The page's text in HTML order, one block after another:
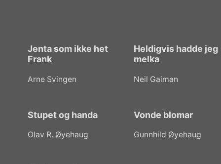
Jenta som ikke het
Frank
Arne Svingen
Heldigvis hadde jeg
melka
Neil Gaiman
Stupet og handa
Olav R. Øyehaug
Vonde blomar
Gunnhild Øyehaug